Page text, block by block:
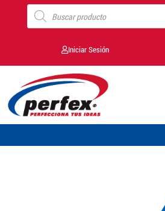
Iniciar Sesión